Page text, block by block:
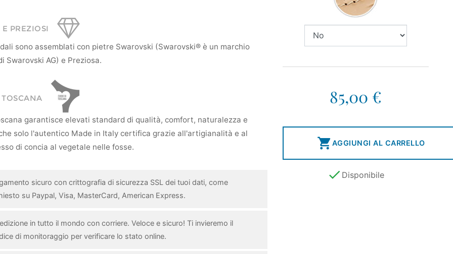
E PREZIOSI
sono assemblati con pietre Swarovski (Swarovski® è un marchio
Swarovski AG) e Preziosa.
garantisce elevati standard di qualità, comfort, naturalezza e
solo l'autentico Made in Italy certifica grazie all'artigianalità e al
di concia al vegetale nelle fosse.
sicuro con crittografia di sicurezza SSL dei tuoi dati, come
su Paypal, Visa, MasterCard, American Express.
in tutto il mondo con corriere. Veloce e sicuro! Ti invieremo il
di monitoraggio per verificare lo stato online.
85,00 €
AGGIUNGI AL CARRELLO
 Disponibile